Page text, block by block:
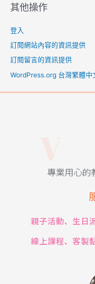
其他操作
登入
訂閱網站內容的資訊提供
訂閱留言的資訊提供
WordPress.org 台灣繁體中
專業用心的
親子活動、生日
線上課程、客製